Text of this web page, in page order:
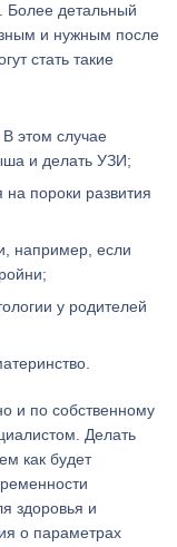
Более детальный
и нужным после
стать такие
этом случае
и делать УЗИ;
на пороки развития
например, если
у родителей
и по собственному
Делать
как будет
здоровья и
о параметрах